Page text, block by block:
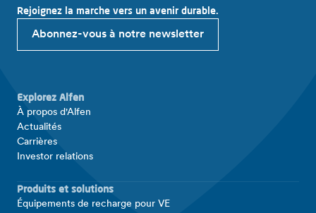
Rejoignez la marche vers un avenir durable.
Abonnez-vous à notre newsletter
Explorez Alfen
À propos d'Alfen
Actualités
Carrières
Investor relations
Produits et solutions
Équipements de recharge pour VE